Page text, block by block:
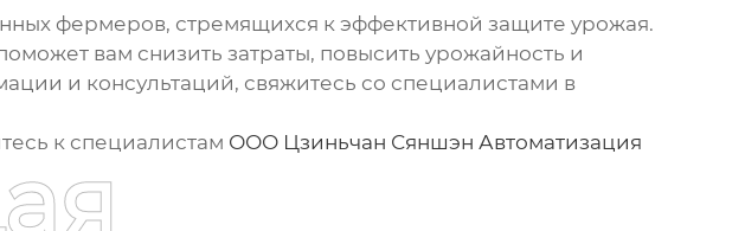
фермеров, стремящихся к эффективной защите урожая.
вам снизить затраты, повысить урожайность и
и консультаций, свяжитесь со специалистами в
к специалистам ООО Цзиньчан Сяншэн Автоматизация